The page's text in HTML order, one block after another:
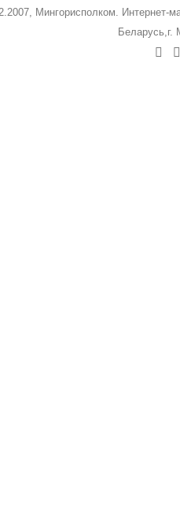
Мингорисполком. Интернет-
Беларусь,г.